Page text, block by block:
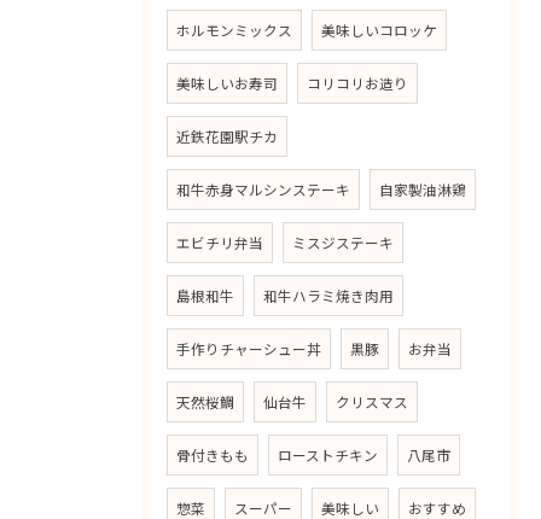
ホルモンミックス 美味しいコロッケ
美味しいお寿司 コリコリお造り
近鉄花園駅チカ
和牛赤身マルシンステーキ 自家製油淋鶏
エビチリ弁当 ミスジステーキ
島根和牛 和牛ハラミ焼き肉用
手作りチャーシュー丼 黒豚 お弁当
天然桜鯛 仙台牛 クリスマス
骨付きもも ローストチキン 八尾市
惣菜 スーパー 美味しい おすすめ